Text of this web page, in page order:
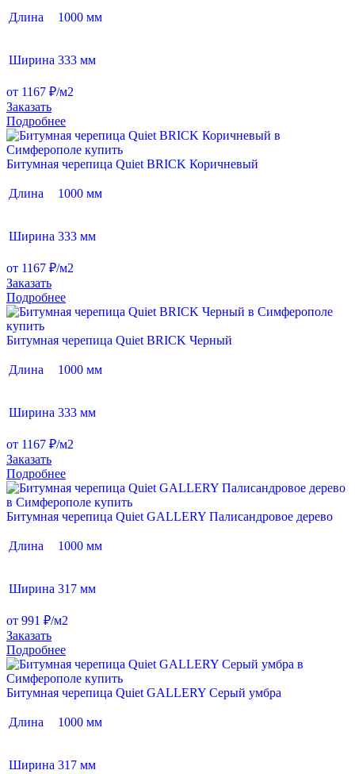
Длина 1000 мм
Ширина 333 мм
от 1167 ₽/м2
Заказать
Подробнее
Битумная черепица Quiet BRICK Коричневый
Длина 1000 мм
Ширина 333 мм
от 1167 ₽/м2
Заказать
Подробнее
Битумная черепица Quiet BRICK Черный
Длина 1000 мм
Ширина 333 мм
от 1167 ₽/м2
Заказать
Подробнее
Битумная черепица Quiet GALLERY Палисандровое дерево
Длина 1000 мм
Ширина 317 мм
от 991 ₽/м2
Заказать
Подробнее
Битумная черепица Quiet GALLERY Серый умбра
Длина 1000 мм
Ширина 317 мм